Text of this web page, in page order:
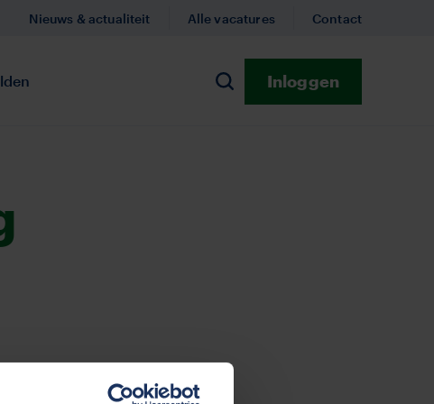
Zoeken
Inloggen
Nieuws & actualiteit Alle vacatures Contact